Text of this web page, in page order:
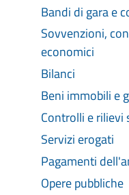
Bandi di gara e
Sovvenzioni,
economici
Bilanci
Beni immobili e
Controlli e
Servizi erogati
Pagamenti
Opere pubbliche